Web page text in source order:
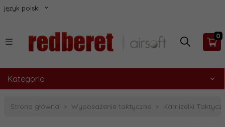
język polski
0
Kategorie
Strona główna Wyposażenie taktyczne Kamizelki